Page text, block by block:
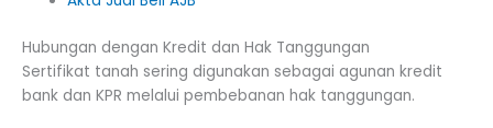
Hubungan dengan Kredit dan Hak Tanggungan
Sertifikat tanah sering digunakan sebagai agunan kredit
bank dan KPR melalui pembebanan hak tanggungan.